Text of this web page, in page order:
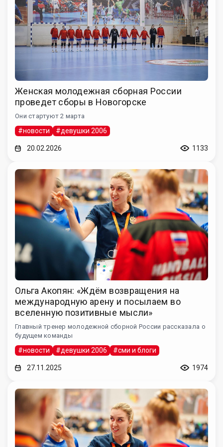
Женская молодежная сборная России
проведет сборы в Новогорске
Они стартуют 2 марта
#новости #девушки 2006
20.02.2026 1133
Ольга Акопян: «Ждём возвращения на
международную арену и посылаем во
вселенную позитивные мысли»
Главный тренер молодежной сборной России рассказала о
будущем команды
#новости #девушки 2006 #сми и блоги
27.11.2025 1974